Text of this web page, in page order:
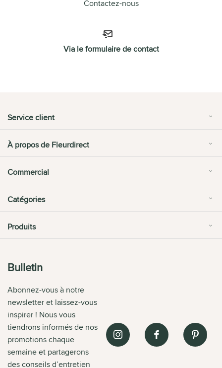
Contactez-nous
Via le formulaire de contact
Service client
À propos de Fleurdirect
Commercial
Catégories
Produits
Bulletin
Abonnez-vous à notre
newsletter et laissez-vous
inspirer ! Nous vous
tiendrons informés de nos
promotions chaque
semaine et partagerons
des conseils d’entretien